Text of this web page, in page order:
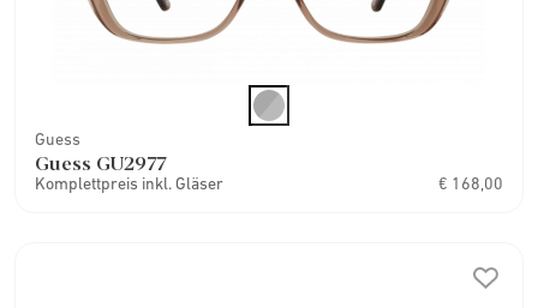
Guess
Guess GU2977
Komplettpreis inkl. Gläser € 168,00